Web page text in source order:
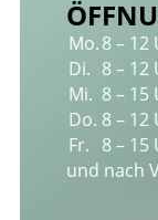
Mo.8 – 12
Di. 8 – 12
Mi. 8 – 15
Do. 8 – 12
Fr.
8 – 15
und nach